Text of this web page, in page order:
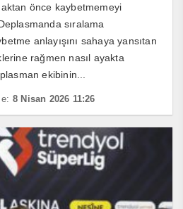
önce kaybetmemeyi
sıralama
anlayışını sahaya yansıtan
rağmen nasıl ayakta
ekibinin...
8 Nisan 2026 11:26